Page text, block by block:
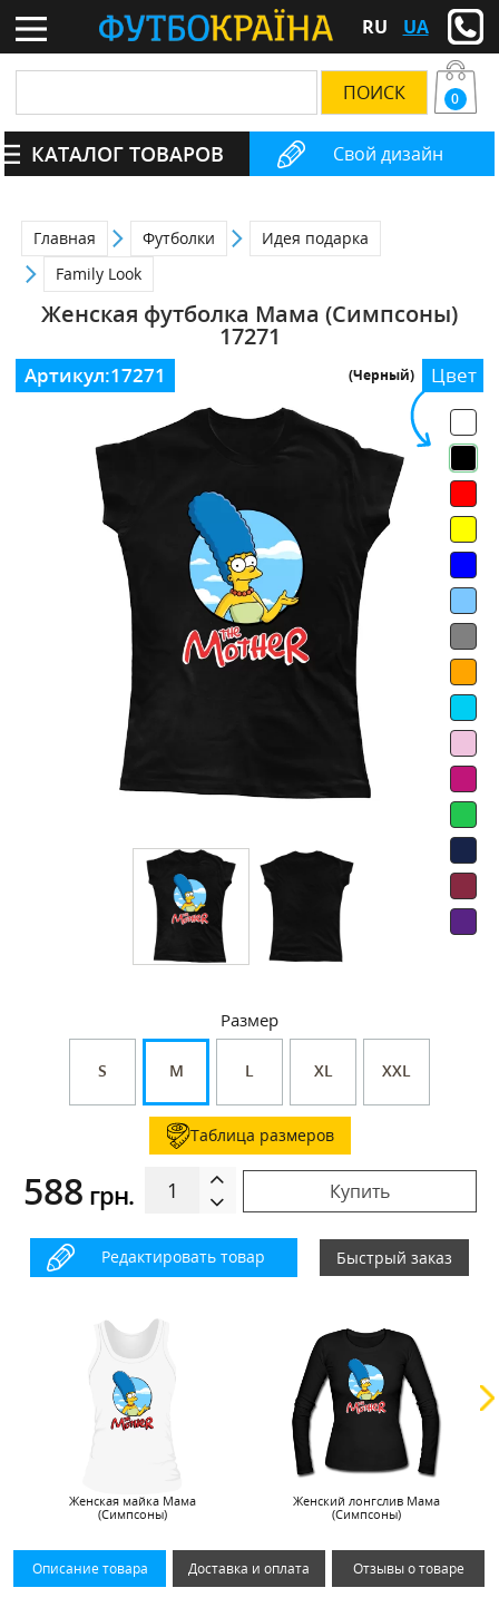
RU UA
Свой дизайн
0
КАТАЛОГ ТОВАРОВ
Главная Футболки
Идея подарка
Family Look
Женская футболка Мама (Симпсоны)
17271
Цвет
(Черный)
Размер
S M L XL XXL
Таблица размеров
588 грн. Купить
Редактировать товар Быстрый заказ
Артикул:17271
Женская майка Мама
(Симпсоны)
Женский лонгслив Мама
(Симпсоны)
Описание товара Доставка и оплата Отзывы о товаре